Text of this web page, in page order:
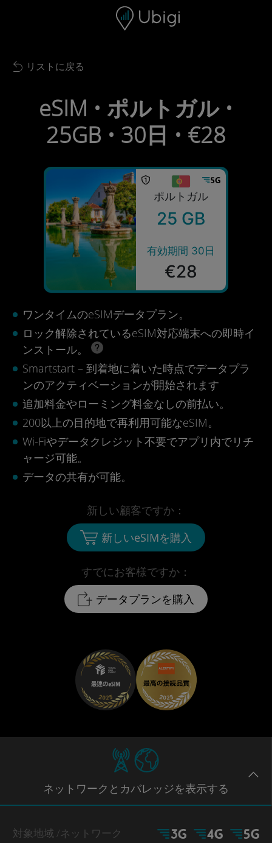
ナビゲーションバー フッター
Back to list
リストに戻る
eSIM • ポルトガル •
25GB • 30日 • €28
ポルトガル
25 GB
有効期間 30日
€28
ワンタイムのeSIMデータプラン。
ロック解除されているeSIM対応端末への即時イ
ンストール。
Smartstart – 到着地に着いた時点でデータプラ
ンのアクティベーションが開始されます
追加料金やローミング料金なしの前払い。
200以上の目的地で再利用可能なeSIM。
Wi-Fiやデータクレジット不要でアプリ内でリチ
ャージ可能。
データの共有が可能。
すでにお客様ですか：
データプランを購入
新しい顧客ですか：
新しいeSIMを購入
ネットワークとカバレッジを表示する
対象地域 /ネットワーク